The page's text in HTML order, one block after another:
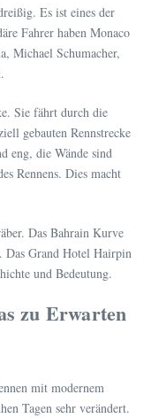
Es ist eines der
Fahrer haben Monaco
Michael Schumacher,
Sie fährt durch die
gebauten Rennstrecke
eng, die Wände sind
Rennens. Dies macht
Das Bahrain Kurve
Das Grand Hotel Hairpin
und Bedeutung.
zu Erwarten
mit modernem
Tagen sehr verändert.